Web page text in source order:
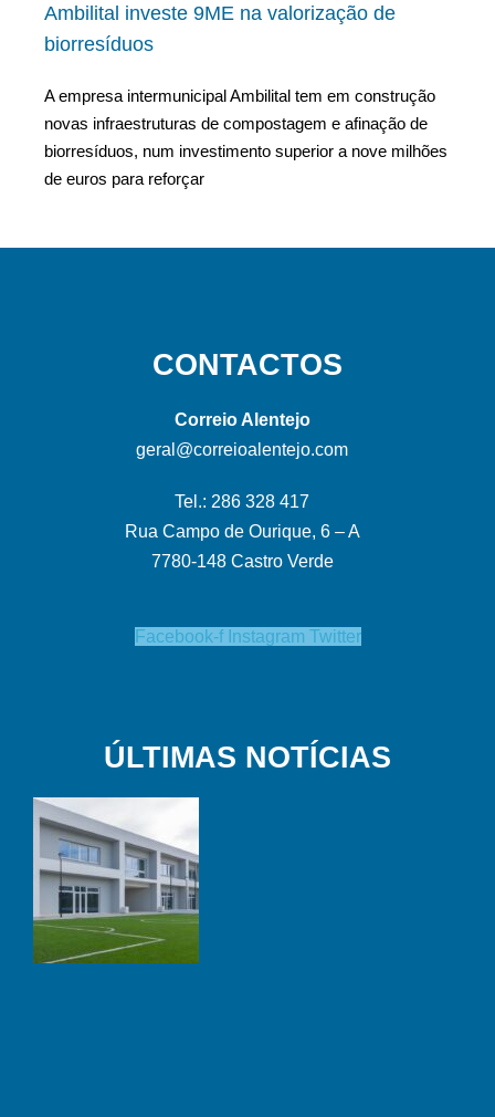
Ambilital investe 9ME na valorização de
biorresíduos
A empresa intermunicipal Ambilital tem em construção
novas infraestruturas de compostagem e afinação de
biorresíduos, num investimento superior a nove milhões
de euros para reforçar
CONTACTOS
Correio Alentejo
geral@correioalentejo.com
Tel.: 286 328 417
Rua Campo de Ourique, 6 – A
7780-148 Castro Verde
Facebook-f Instagram Twitter
ÚLTIMAS NOTÍCIAS